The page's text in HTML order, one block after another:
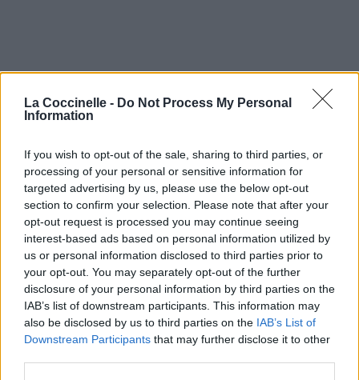
La Coccinelle - Do Not Process My Personal
Information
If you wish to opt-out of the sale, sharing to third parties, or
processing of your personal or sensitive information for
targeted advertising by us, please use the below opt-out
section to confirm your selection. Please note that after your
opt-out request is processed you may continue seeing
interest-based ads based on personal information utilized by
us or personal information disclosed to third parties prior to
your opt-out. You may separately opt-out of the further
disclosure of your personal information by third parties on the
IAB’s list of downstream participants. This information may
also be disclosed by us to third parties on the IAB’s List of
Downstream Participants that may further disclose it to other